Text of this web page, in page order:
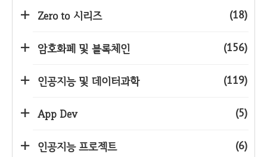
Zero to 시리즈 (18)
암호화폐 및 블록체인 (156)
인공지능 및 데이터과학 (119)
App Dev (5)
인공지능 프로젝트 (6)